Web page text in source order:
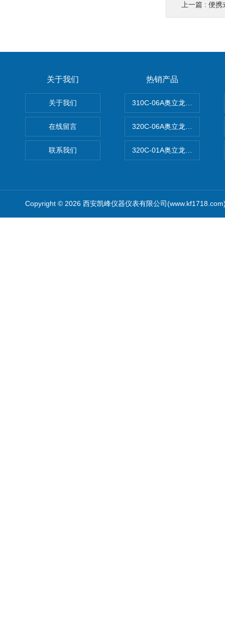
上一篇 : 便携式
关于我们
关于我们
在线留言
联系我们
热销产品
310C-06A奥立龙实验室台式
320C-06A奥立龙实验室便携
320C-01A奥立龙实验室便携
Copyright © 2026 西安凯峰仪器仪表有限公司